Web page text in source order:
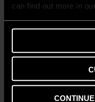
can find out more in